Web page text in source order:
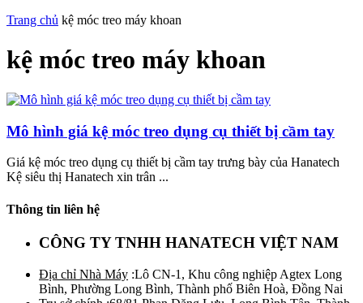
Trang chủ kệ móc treo máy khoan
kệ móc treo máy khoan
Mô hình giá kệ móc treo dụng cụ thiết bị cầm tay
Giá kệ móc treo dụng cụ thiết bị cầm tay trưng bày của Hanatech
Kệ siêu thị Hanatech xin trân ...
Thông tin liên hệ
CÔNG TY TNHH HANATECH VIỆT NAM
Địa chỉ Nhà Máy :Lô CN-1, Khu công nghiệp Agtex Long
Bình, Phường Long Bình, Thành phố Biên Hoà, Đồng Nai